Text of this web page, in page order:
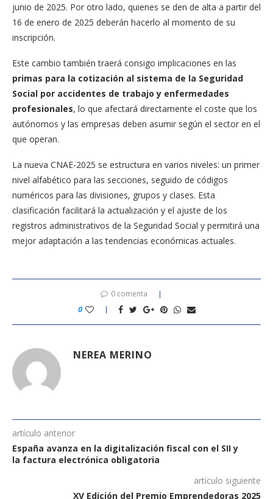
junio de 2025. Por otro lado, quienes se den de alta a partir del
16 de enero de 2025 deberán hacerlo al momento de su
inscripción.
Este cambio también traerá consigo implicaciones en las
primas para la cotización al sistema de la Seguridad
Social por accidentes de trabajo y enfermedades
profesionales, lo que afectará directamente el coste que los
autónomos y las empresas deben asumir según el sector en el
que operan.
La nueva CNAE-2025 se estructura en varios niveles: un primer
nivel alfabético para las secciones, seguido de códigos
numéricos para las divisiones, grupos y clases. Esta
clasificación facilitará la actualización y el ajuste de los
registros administrativos de la Seguridad Social y permitirá una
mejor adaptación a las tendencias económicas actuales.
0 comenta
0
NEREA MERINO
artículo anterior
España avanza en la digitalización fiscal con el SII y
la factura electrónica obligatoria
artículo siguiente
XV Edición del Premio Emprendedoras 2025